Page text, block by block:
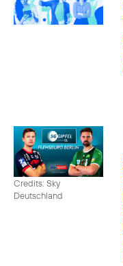
Credits: Sky
Deutschland